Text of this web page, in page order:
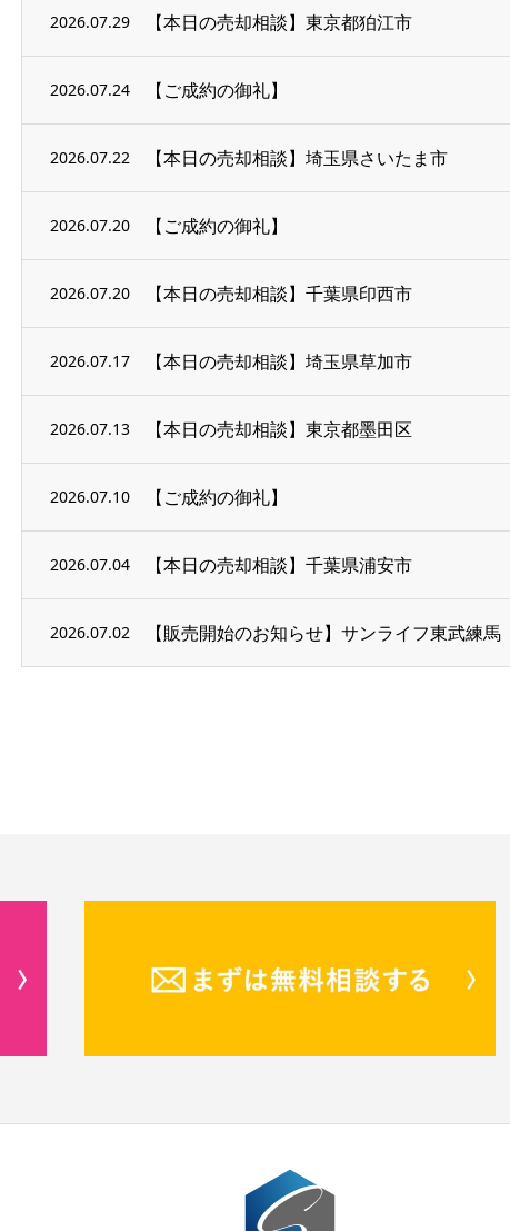
2026.07.29 【本日の売却相談】東京都狛江市
2026.07.24 【ご成約の御礼】
2026.07.22 【本日の売却相談】埼玉県さいたま市
2026.07.20 【ご成約の御礼】
2026.07.20 【本日の売却相談】千葉県印西市
2026.07.17 【本日の売却相談】埼玉県草加市
2026.07.13 【本日の売却相談】東京都墨田区
2026.07.10 【ご成約の御礼】
2026.07.04 【本日の売却相談】千葉県浦安市
2026.07.02 【販売開始のお知らせ】サンライフ東武練馬